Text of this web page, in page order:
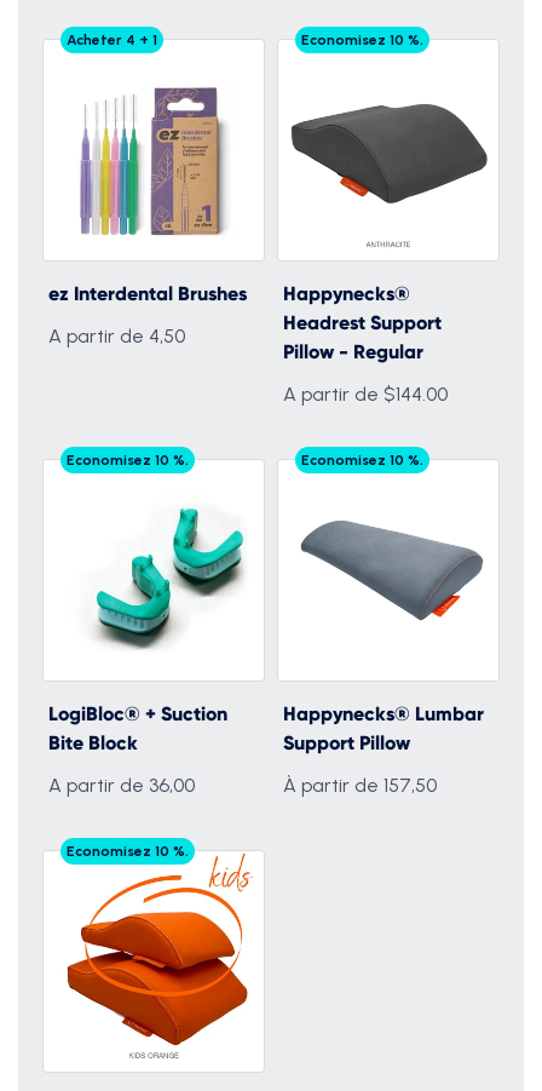
Acheter 4 + 1
ez Interdental Brushes
A partir de 4,50
Economisez 10 %.
Happynecks®
Headrest Support
Pillow - Regular
A partir de $144.00
Economisez 10 %.
LogiBloc® + Suction
Bite Block
A partir de 36,00
Economisez 10 %.
Happynecks® Lumbar
Support Pillow
À partir de 157,50
Economisez 10 %.